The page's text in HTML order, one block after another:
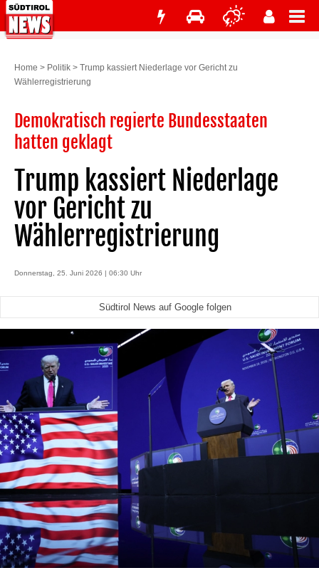
Home > Politik > Trump kassiert Niederlage vor Gericht zu
Wählerregistrierung
Demokratisch regierte Bundesstaaten
hatten geklagt
Trump kassiert Niederlage
vor Gericht zu
Wählerregistrierung
Donnerstag, 25. Juni 2026 | 06:30 Uhr
Südtirol News auf Google folgen